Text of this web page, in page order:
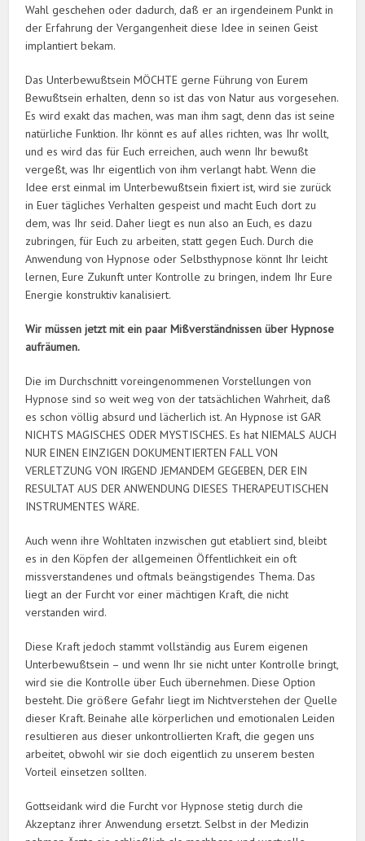
Wahl geschehen oder dadurch, daß er an irgendeinem Punkt in
der Erfahrung der Vergangenheit diese Idee in seinen Geist
implantiert bekam.
Das Unterbewußtsein MÖCHTE gerne Führung von Eurem
Bewußtsein erhalten, denn so ist das von Natur aus vorgesehen.
Es wird exakt das machen, was man ihm sagt, denn das ist seine
natürliche Funktion. Ihr könnt es auf alles richten, was Ihr wollt,
und es wird das für Euch erreichen, auch wenn Ihr bewußt
vergeßt, was Ihr eigentlich von ihm verlangt habt. Wenn die
Idee erst einmal im Unterbewußtsein fixiert ist, wird sie zurück
in Euer tägliches Verhalten gespeist und macht Euch dort zu
dem, was Ihr seid. Daher liegt es nun also an Euch, es dazu
zubringen, für Euch zu arbeiten, statt gegen Euch. Durch die
Anwendung von Hypnose oder Selbsthypnose könnt Ihr leicht
lernen, Eure Zukunft unter Kontrolle zu bringen, indem Ihr Eure
Energie konstruktiv kanalisiert.
Wir müssen jetzt mit ein paar Mißverständnissen über Hypnose
aufräumen.
Die im Durchschnitt voreingenommenen Vorstellungen von
Hypnose sind so weit weg von der tatsächlichen Wahrheit, daß
es schon völlig absurd und lächerlich ist. An Hypnose ist GAR
NICHTS MAGISCHES ODER MYSTISCHES. Es hat NIEMALS AUCH
NUR EINEN EINZIGEN DOKUMENTIERTEN FALL VON
VERLETZUNG VON IRGEND JEMANDEM GEGEBEN, DER EIN
RESULTAT AUS DER ANWENDUNG DIESES THERAPEUTISCHEN
INSTRUMENTES WÄRE.
Auch wenn ihre Wohltaten inzwischen gut etabliert sind, bleibt
es in den Köpfen der allgemeinen Öffentlichkeit ein oft
missverstandenes und oftmals beängstigendes Thema. Das
liegt an der Furcht vor einer mächtigen Kraft, die nicht
verstanden wird.
Diese Kraft jedoch stammt vollständig aus Eurem eigenen
Unterbewußtsein – und wenn Ihr sie nicht unter Kontrolle bringt,
wird sie die Kontrolle über Euch übernehmen. Diese Option
besteht. Die größere Gefahr liegt im Nichtverstehen der Quelle
dieser Kraft. Beinahe alle körperlichen und emotionalen Leiden
resultieren aus dieser unkontrollierten Kraft, die gegen uns
arbeitet, obwohl wir sie doch eigentlich zu unserem besten
Vorteil einsetzen sollten.
Gottseidank wird die Furcht vor Hypnose stetig durch die
Akzeptanz ihrer Anwendung ersetzt. Selbst in der Medizin